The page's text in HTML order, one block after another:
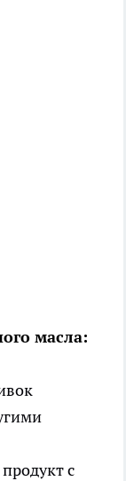
масла:
с